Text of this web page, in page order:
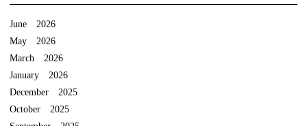
June 2026
May 2026
March 2026
January 2026
December 2025
October 2025